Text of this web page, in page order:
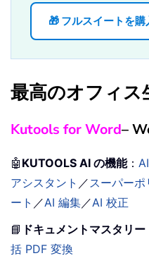
🎁 フルスイートを購
最高のオフィス
Kutools for Word–
🤖 KUTOOLS AI の機能：
アシスタント ／スーパーポ
ート ／AI 編集／AI 校正
📘 ドキュメントマスタリー
括 PDF 変換